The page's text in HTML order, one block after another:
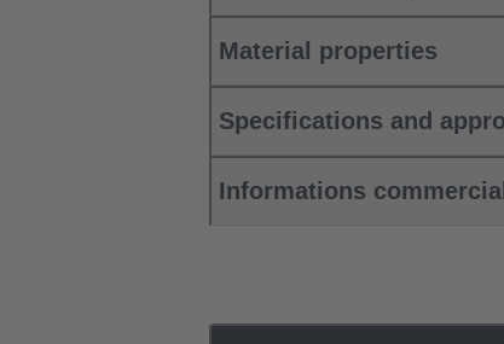
Material properties
Specifications and
Informations